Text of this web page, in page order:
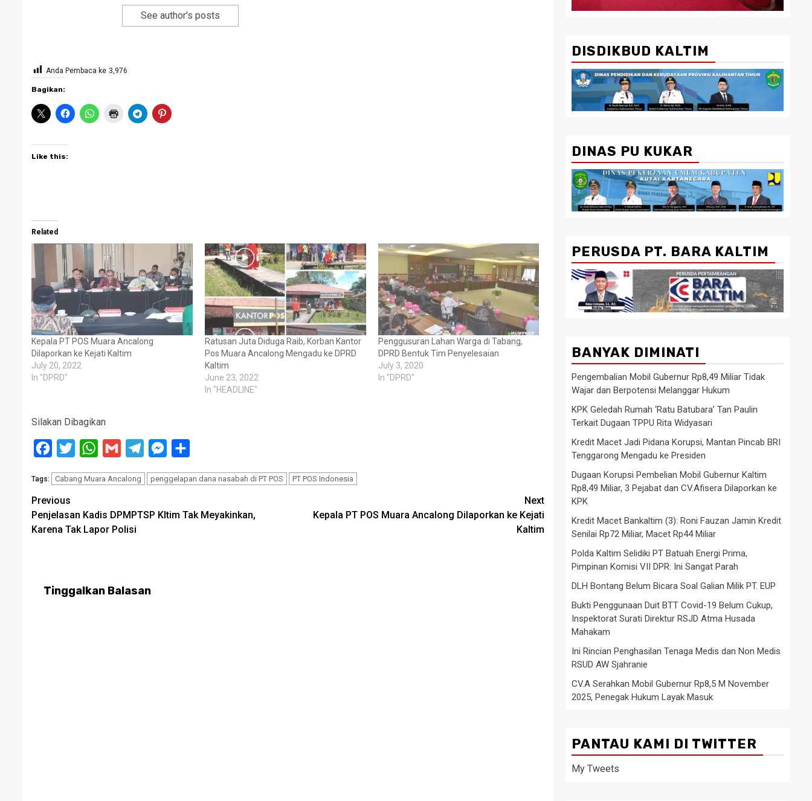
See author's posts
Anda Pembaca ke 3,976
Bagikan:
Like this:
Related
Kepala PT POS Muara Ancalong
Dilaporkan ke Kejati Kaltim
July 20, 2022
In "DPRD"
Ratusan Juta Diduga Raib, Korban Kantor
Pos Muara Ancalong Mengadu ke DPRD
Kaltim
June 23, 2022
In "HEADLINE"
Penggusuran Lahan Warga di Tabang,
DPRD Bentuk Tim Penyelesaian
July 3, 2020
In "DPRD"
Silakan Dibagikan
Facebook
Twitter WhatsApp
Gmail TelegramMessenger
Tags: Cabang Muara Ancalong penggelapan dana nasabah di PT POS PT POS Indonesia
Post
navigation
Previous
Penjelasan Kadis DPMPTSP Kltim Tak Meyakinkan,
Karena Tak Lapor Polisi
Next
Kepala PT POS Muara Ancalong Dilaporkan ke Kejati
Kaltim
Tinggalkan Balasan
DISDIKBUD KALTIM
DINAS PU KUKAR
PERUSDA PT. BARA KALTIM
BANYAK DIMINATI
Pengembalian Mobil Gubernur Rp8,49 Miliar Tidak
Wajar dan Berpotensi Melanggar Hukum
KPK Geledah Rumah ‘Ratu Batubara’ Tan Paulin
Terkait Dugaan TPPU Rita Widyasari
Kredit Macet Jadi Pidana Korupsi, Mantan Pincab BRI
Tenggarong Mengadu ke Presiden
Dugaan Korupsi Pembelian Mobil Gubernur Kaltim
Rp8,49 Miliar, 3 Pejabat dan CV.Afisera Dilaporkan ke
KPK
Kredit Macet Bankaltim (3): Roni Fauzan Jamin Kredit
Senilai Rp72 Miliar, Macet Rp44 Miliar
Polda Kaltim Selidiki PT Batuah Energi Prima,
Pimpinan Komisi VII DPR: Ini Sangat Parah
DLH Bontang Belum Bicara Soal Galian Milik PT. EUP
Bukti Penggunaan Duit BTT Covid-19 Belum Cukup,
Inspektorat Surati Direktur RSJD Atma Husada
Mahakam
Ini Rincian Penghasilan Tenaga Medis dan Non Medis
RSUD AW Sjahranie
CV.A Serahkan Mobil Gubernur Rp8,5 M November
2025, Penegak Hukum Layak Masuk
PANTAU KAMI DI TWITTER
My Tweets